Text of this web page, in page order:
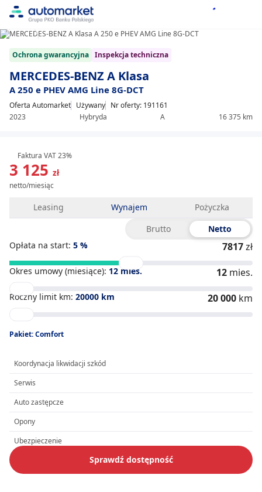
1/10
Ochrona gwarancyjna Inspekcja techniczna
MERCEDES-BENZ A Klasa
A 250 e PHEV AMG Line 8G-DCT
Oferta Automarket Używany
2023
Hybryda A 16 375 km
Nr oferty: 191161
3 125 zł
netto/miesiąc
Faktura VAT 23%
Leasing Wynajem
Pożyczka
Brutto
Netto
Opłata na start: 5 % 7817zł
Okres umowy (miesiące): 12 mies. 12 mies.
Roczny limit km: 20000 km 20 000 km
Pakiet: Comfort
Koordynacja likwidacji szkód
Serwis
Auto zastępcze
Opony
Ubezpieczenie
Sprawdź dostępność